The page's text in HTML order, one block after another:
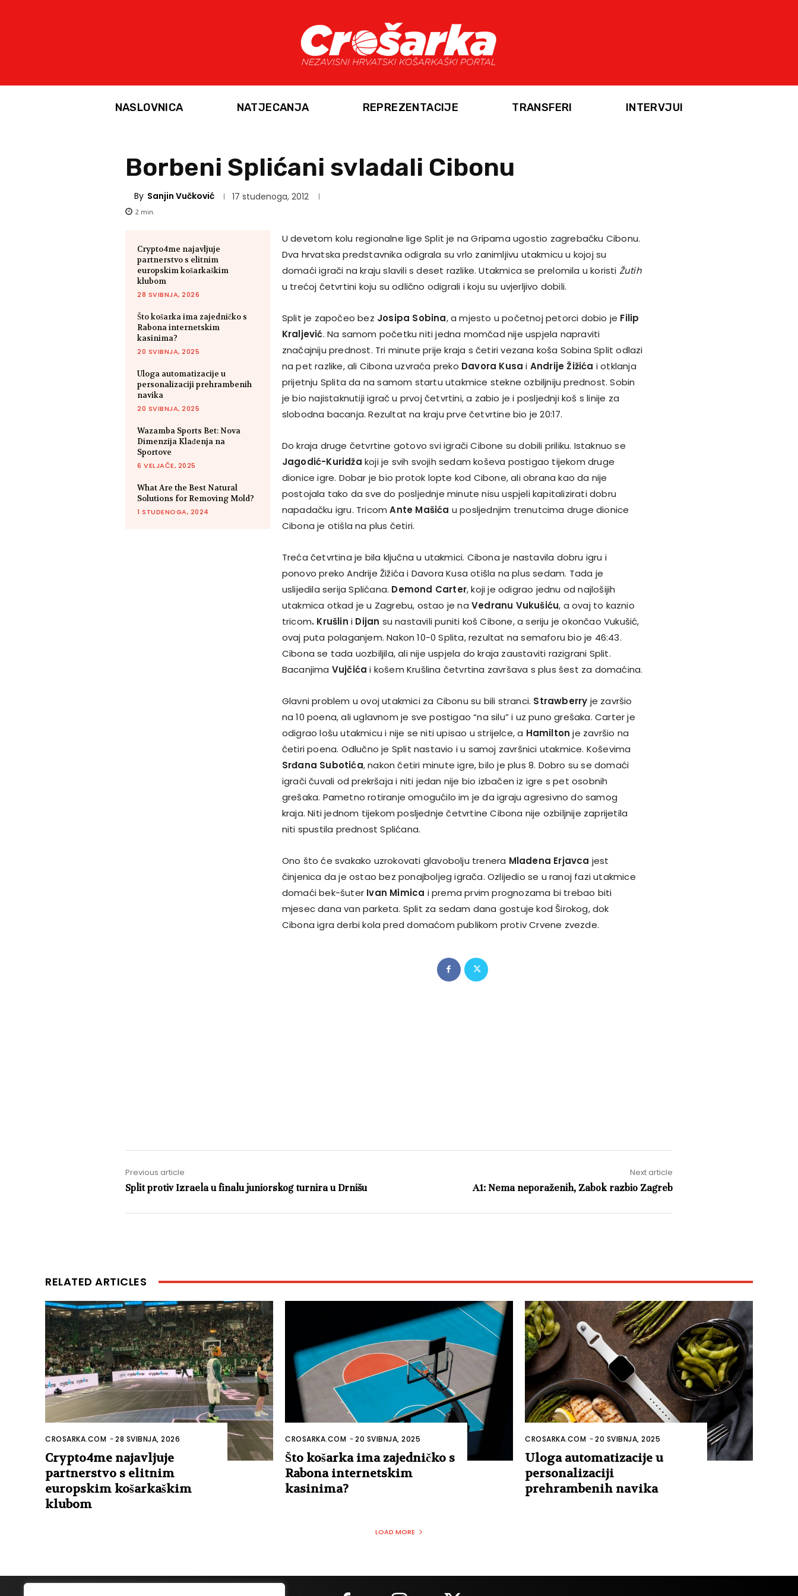
NASLOVNICA NATJECANJA REPREZENTACIJE TRANSFERI INTERVJUI
Borbeni Splićani svladali Cibonu
By Sanjin Vučković 17 studenoga, 2012
2 min.
Crypto4me najavljuje
partnerstvo s elitnim
europskim košarkaškim
klubom
28 SVIBNJA, 2026
Što košarka ima zajedničko s
Rabona internetskim
kasinima?
20 SVIBNJA, 2025
Uloga automatizacije u
personalizaciji prehrambenih
navika
20 SVIBNJA, 2025
Wazamba Sports Bet: Nova
Dimenzija Klađenja na
Sportove
6 VELJAČE, 2025
What Are the Best Natural
Solutions for Removing Mold?
1 STUDENOGA, 2024
U devetom kolu regionalne lige Split je na Gripama ugostio zagrebačku Cibonu.
Dva hrvatska predstavnika odigrala su vrlo zanimljivu utakmicu u kojoj su
domaći igrači na kraju slavili s deset razlike. Utakmica se prelomila u koristi Žutih
u trećoj četvrtini koju su odlično odigrali i koju su uvjerljivo dobili.
Split je započeo bez Josipa Sobina, a mjesto u početnoj petorci dobio je Filip
Kraljević. Na samom početku niti jedna momčad nije uspjela napraviti
značajniju prednost. Tri minute prije kraja s četiri vezana koša Sobina Split odlazi
na pet razlike, ali Cibona uzvraća preko Davora Kusa i Andrije Žižića i otklanja
prijetnju Splita da na samom startu utakmice stekne ozbiljniju prednost. Sobin
je bio najistaknutiji igrač u prvoj četvrtini, a zabio je i posljednji koš s linije za
slobodna bacanja. Rezultat na kraju prve četvrtine bio je 20:17.
Do kraja druge četvrtine gotovo svi igrači Cibone su dobili priliku. Istaknuo se
Jagodić-Kuridža koji je svih svojih sedam koševa postigao tijekom druge
dionice igre. Dobar je bio protok lopte kod Cibone, ali obrana kao da nije
postojala tako da sve do posljednje minute nisu uspjeli kapitalizirati dobru
napadačku igru. TricomAnte Mašića u posljednjim trenutcima druge dionice
Cibona je otišla na plus četiri.
Treća četvrtina je bila ključna u utakmici. Cibona je nastavila dobru igru i
ponovo preko Andrije Žižića i Davora Kusa otišla na plus sedam. Tada je
uslijedila serija Splićana. Demond Carter, koji je odigrao jednu od najlošijih
utakmica otkad je u Zagrebu, ostao je na Vedranu Vukušiću, a ovaj to kaznio
tricom. Krušlin i Dijan su nastavili puniti koš Cibone, a seriju je okončao Vukušić,
ovaj puta polaganjem. Nakon 10-0 Splita, rezultat na semaforu bio je 46:43.
Cibona se tada uozbiljila, ali nije uspjela do kraja zaustaviti razigrani Split.
Bacanjima Vujčića i košem Krušlina četvrtina završava s plus šest za domaćina.
Glavni problem u ovoj utakmici za Cibonu su bili stranci. Strawberry je završio
na 10 poena, ali uglavnom je sve postigao “na silu” i uz puno grešaka. Carter je
odigrao lošu utakmicu i nije se niti upisao u strijelce, a Hamilton je završio na
četiri poena. Odlučno je Split nastavio i u samoj završnici utakmice. Koševima
Srđana Subotića, nakon četiri minute igre, bilo je plus 8. Dobro su se domaći
igrači čuvali od prekršaja i niti jedan nije bio izbačen iz igre s pet osobnih
grešaka. Pametno rotiranje omogućilo im je da igraju agresivno do samog
kraja. Niti jednom tijekom posljednje četvrtine Cibona nije ozbiljnije zaprijetila
niti spustila prednost Splićana.
Ono što će svakako uzrokovati glavobolju trenera Mladena Erjavca jest
činjenica da je ostao bez ponajboljeg igrača. Ozlijedio se u ranoj fazi utakmice
domaći bek-šuter Ivan Mimica i prema prvim prognozama bi trebao biti
mjesec dana van parketa. Split za sedam dana gostuje kod Širokog, dok
Cibona igra derbi kola pred domaćom publikom protiv Crvene zvezde.
Previous article
Split protiv Izraela u finalu juniorskog turnira u Drnišu
Next article
A1: Nema neporaženih, Zabok razbio Zagreb
RELATED ARTICLES
CROSARKA.COM -28 SVIBNJA, 2026
Crypto4me najavljuje
partnerstvo s elitnim
europskim košarkaškim
klubom
CROSARKA.COM -20 SVIBNJA, 2025
Što košarka ima zajedničko s
Rabona internetskim
kasinima?
CROSARKA.COM -20 SVIBNJA, 2025
Uloga automatizacije u
personalizaciji
prehrambenih navika
LOAD MORE